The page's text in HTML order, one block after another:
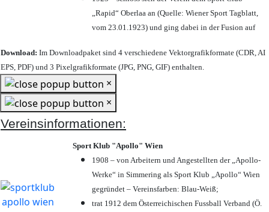
„Rapid“ Oberlaa an (Quelle: Wiener Sport Tagblatt,
vom 23.01.1923) und ging dabei in der Fusion auf
Download: Im Downloadpaket sind 4 verschiedene Vektorgrafikformate (CDR, AI
EPS, PDF) und 3 Pixelgrafikformate (JPG, PNG, GIF) enthalten.
×
×
Vereinsinformationen:
Sport Klub "Apollo" Wien
1908 – von Arbeitern und Angestellten der „Apollo-
Werke“ in Simmering als Sport Klub „Apollo“ Wien
gegründet – Vereinsfarben: Blau-Weiß;
trat 1912 dem Österreichischen Fussball Verband (Ö.